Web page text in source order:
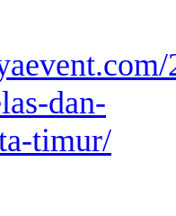
dan-
timur/